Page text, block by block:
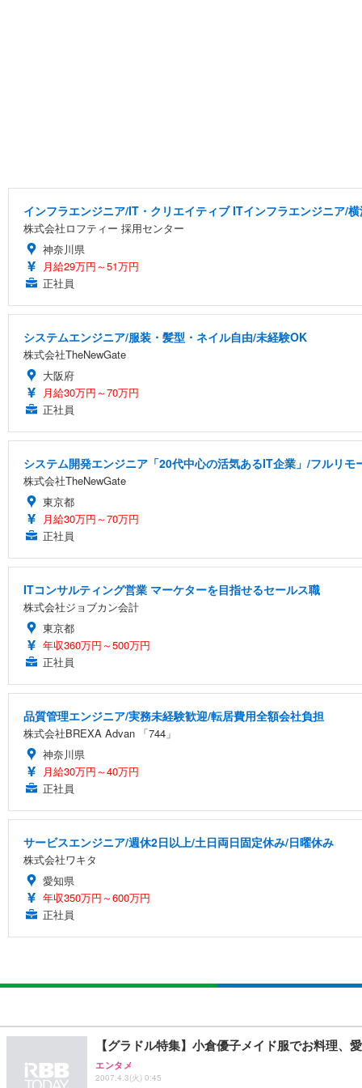
インフラエンジニア/IT・クリエイティブ ITインフラエンジニア/
株式会社ロフティー 採用センター
神奈川県
月給29万円～51万円
正社員
システムエンジニア/服装・髪型・ネイル自由/未経験OK
株式会社TheNewGate
大阪府
月給30万円～70万円
正社員
システム開発エンジニア「20代中心の活気あるIT企業」/フルリモ
株式会社TheNewGate
東京都
月給30万円～70万円
正社員
ITコンサルティング営業 マーケターを目指せるセールス職
株式会社ジョブカン会計
東京都
年収360万円～500万円
正社員
品質管理エンジニア/実務未経験歓迎/転居費用全額会社負担
株式会社BREXA Advan 「744」
神奈川県
月給30万円～40万円
正社員
サービスエンジニア/週休2日以上/土日両日固定休み/日曜休み
株式会社ワキタ
愛知県
年収350万円～600万円
正社員
【グラドル特集】小倉優子メイド服でお料理、
エンタメ
2007.4.3(火) 0:45